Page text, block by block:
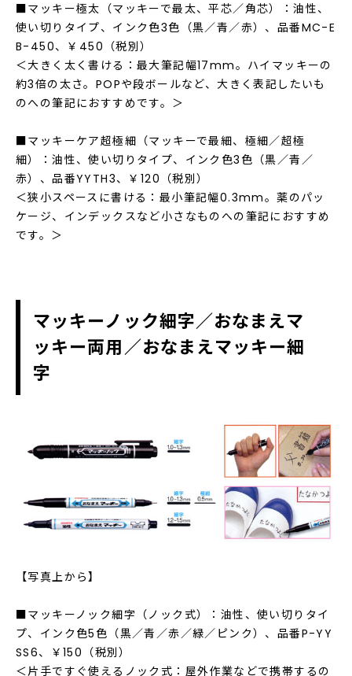
■マッキー極太（マッキーで最太、平芯／角芯）：油性、
使い切りタイプ、インク色3色（黒／青／赤）、品番MC-E
B-450、￥450（税別）
＜大きく太く書ける：最大筆記幅17mm。ハイマッキーの
約3倍の太さ。POPや段ボールなど、大きく表記したいも
のへの筆記におすすめです。＞
■マッキーケア超極細（マッキーで最細、極細／超極
細）：油性、使い切りタイプ、インク色3色（黒／青／
赤）、品番YYTH3、￥120（税別）
＜狭小スペースに書ける：最小筆記幅0.3mm。薬のパッ
ケージ、インデックスなど小さなものへの筆記におすすめ
です。＞
マッキーノック細字／おなまえマ
ッキー両用／おなまえマッキー細
字
【写真上から】
■マッキーノック細字（ノック式）：油性、使い切りタイ
プ、インク色5色（黒／青／赤／緑／ピンク）、品番P-YY
SS6、￥150（税別）
＜片手ですぐ使えるノック式：屋外作業などで携帯するの